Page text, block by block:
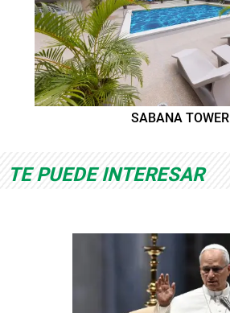
SABANA TOWER
TE PUEDE INTERESAR